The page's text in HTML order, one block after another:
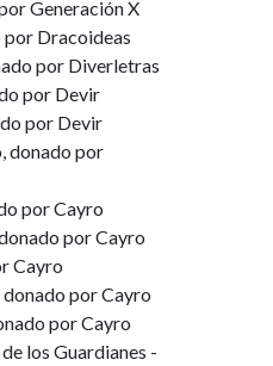
Generación X
por Dracoideas
por Diverletras
por Devir
por Devir
donado por
por Cayro
por Cayro
Cayro
por Cayro
por Cayro
los Guardianes -